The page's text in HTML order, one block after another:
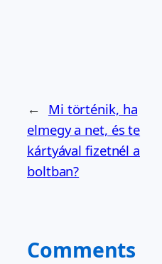
← Mi történik, ha
elmegy a net, és te
kártyával fizetnél a
boltban?
Comments